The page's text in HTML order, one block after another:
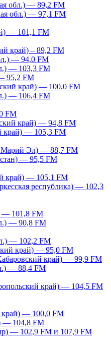
обл.) — 89,2 FM
обл.) — 97,1 FM
— 101,1 FM
край) – 89,2 FM
— 94,0 FM
— 103,3 FM
95,2 FM
край) — 100,0 FM
— 106,4 FM
FM
край) — 94,8 FM
край) — 105,3 FM
Марий Эл) — 88,7 FM
— 95,5 FM
край) — 105,1 FM
республика) — 102,3
— 101,8 FM
— 90,8 FM
— 102,2 FM
край) — 95,0 FM
край) — 99,9 FM
— 88,4 FM
край) — 104,5 FM
край) — 100,0 FM
— 104,8 FM
— 102,9 FM и 107,9 FM